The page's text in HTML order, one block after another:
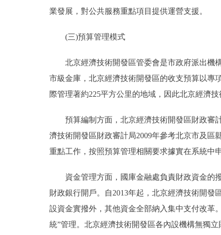
業發展，對公共服務重點項目提供運營支援。
(三)預算管理模式
北京經濟技術開發區管委會是市政府派出機構
市級金庫，北京經濟技術開發區的收支預算以專
際管理著約225平方公里的地域，因此北京經濟
預算編制方面，北京經濟技術開發區財政審計
濟技術開發區財政審計局2009年參考北京市及
重點工作，按照預算管理相關要求據實在系統中
資金管理方面，國庫金融處負責財政資金的撥
財政銀行開戶。自2013年起，北京經濟技術開
設資金實撥外，其他資金全部納入集中支付改革
統”管理。北京經濟技術開發區各內設機構無獨